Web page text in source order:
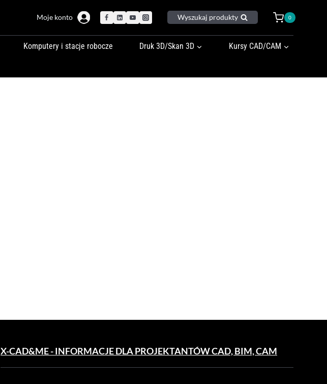
Moje konto Wyszukaj produkty 0
Komputery i stacje robocze Druk 3D/Skan 3D Kursy CAD/CAM
X-CAD&ME - INFORMACJE DLA PROJEKTANTÓW CAD, BIM, CAM